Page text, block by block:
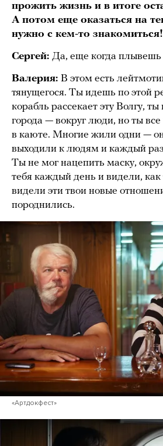
прожить жизнь и в итоге
А потом еще оказаться на
нужно с кем-то знакомиться!
Сергей: Да, еще когда плывешь
Валерия: В этом есть
тянущегося. Ты идешь по этой
корабль рассекает эту Волгу,
города — вокруг люди, но ты
в каюте. Многие жили одни —
выходили к людям и каждый
Ты не мог нацепить маску,
тебя каждый день и видели,
видели эти твои новые
породнились.
«Артдокфест»